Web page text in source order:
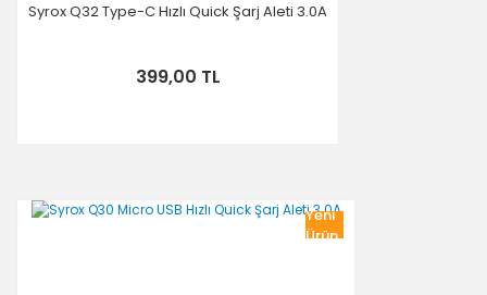
Syrox Q32 Type-C Hızlı Quick Şarj Aleti 3.0A
399,00 TL
Yeni
Ürün